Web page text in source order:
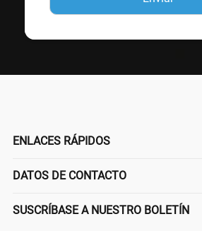
ENLACES RÁPIDOS
DATOS DE CONTACTO
SUSCRÍBASE A NUESTRO BOLETÍN